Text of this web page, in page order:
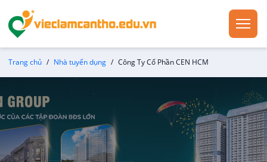
Trang chủ Nhà tuyển dụng Công Ty Cổ Phần CEN HCM